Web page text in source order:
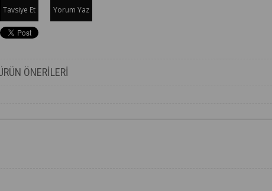
Tavsiye Et Yorum Yaz
ÖNERILERI